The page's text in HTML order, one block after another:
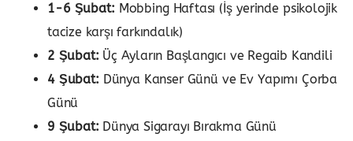
1-6 Şubat: Mobbing Haftası (İş yerinde psikolojik
tacize karşı farkındalık)
2 Şubat: Üç Ayların Başlangıcı ve Regaib Kandili
4 Şubat: Dünya Kanser Günü ve Ev Yapımı Çorba
Günü
9 Şubat: Dünya Sigarayı Bırakma Günü